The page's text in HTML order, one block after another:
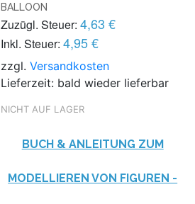
BALLOON
Zuzügl. Steuer: 4,63 €
Inkl. Steuer: 4,95 €
zzgl.Versandkosten
Lieferzeit: bald wieder lieferbar
NICHT AUF LAGER
BUCH & ANLEITUNG ZUM
MODELLIEREN VON FIGUREN -